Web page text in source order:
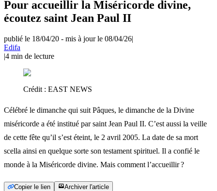
Pour accueillir la Miséricorde divine,
écoutez saint Jean Paul II
publié le 18/04/20 - mis à jour le 08/04/26|
Edifa
|4 min de lecture
Crédit : EAST NEWS
Célébré le dimanche qui suit Pâques, le dimanche de la Divine
miséricorde a été institué par saint Jean Paul II. C’est aussi la veille
de cette fête qu’il s’est éteint, le 2 avril 2005. La date de sa mort
scella ainsi en quelque sorte son testament spirituel. Il a confié le
monde à la Miséricorde divine. Mais comment l’accueillir ?
Copier le lien Archiver l'article